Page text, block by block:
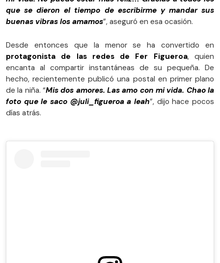
que se dieron el tiempo de escribirme y mandar sus
buenas vibras los amamos”, aseguró en esa ocasión.
Desde entonces que la menor se ha convertido en
protagonista de las redes de Fer Figueroa, quien
encanta al compartir instantáneas de su pequeña. De
hecho, recientemente publicó una postal en primer plano
de la niña. “Mis dos amores. Las amo con mi vida. Chao la
foto que le saco @juli_figueroa a leah”, dijo hace pocos
días atrás.